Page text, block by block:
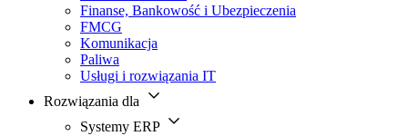
Finanse, Bankowość i Ubezpieczenia
FMCG
Komunikacja
Paliwa
Usługi i rozwiązania IT
Rozwiązania dla
Systemy ERP